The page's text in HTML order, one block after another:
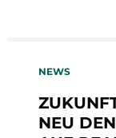
NEWS
NEU